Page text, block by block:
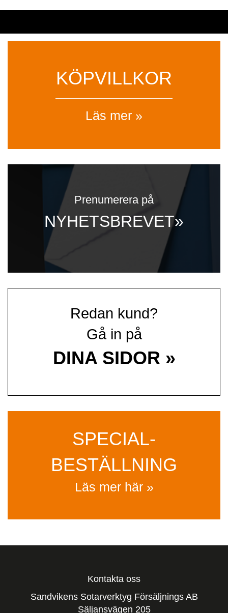
KÖPVILLKOR
Läs mer »
Prenumerera på
NYHETSBREVET»
Redan kund?
Gå in på
DINA SIDOR »
SPECIAL­
BESTÄLLNING
Läs mer här »
Kontakta oss
Sandvikens Sotarverktyg Försäljnings AB
Säljansvägen 205